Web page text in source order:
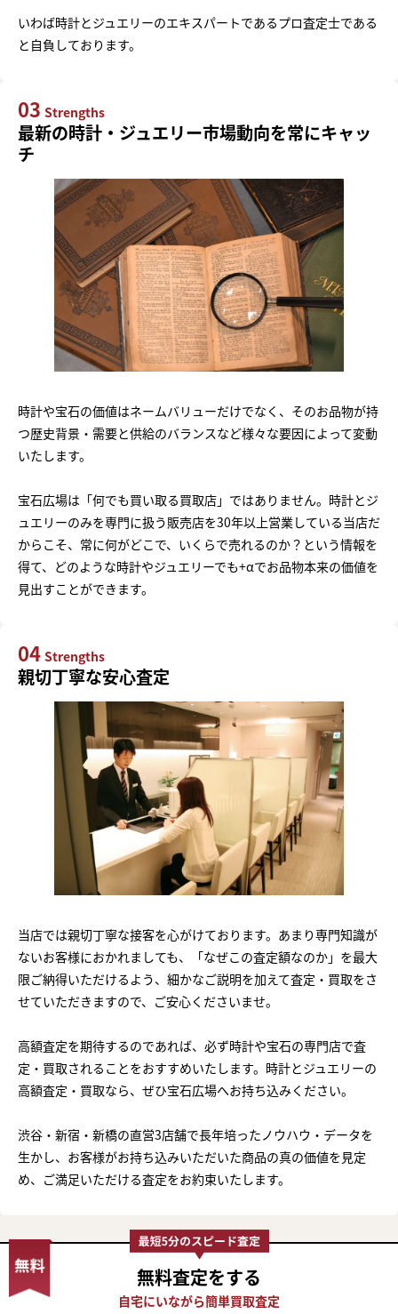
いわば時計とジュエリーのエキスパートであるプロ査定士である
と自負しております。
03 Strengths
最新の時計・ジュエリー市場動向を常にキャッ
チ
時計や宝石の価値はネームバリューだけでなく、そのお品物が持
つ歴史背景・需要と供給のバランスなど様々な要因によって変動
いたします。
宝石広場は「何でも買い取る買取店」ではありません。時計とジ
ュエリーのみを専門に扱う販売店を30年以上営業している当店だ
からこそ、常に何がどこで、いくらで売れるのか？という情報を
得て、どのような時計やジュエリーでも+αでお品物本来の価値を
見出すことができます。
04 Strengths
親切丁寧な安心査定
当店では親切丁寧な接客を心がけております。あまり専門知識が
ないお客様におかれましても、「なぜこの査定額なのか」を最大
限ご納得いただけるよう、細かなご説明を加えて査定・買取をさ
せていただきますので、ご安心くださいませ。
高額査定を期待するのであれば、必ず時計や宝石の専門店で査
定・買取されることをおすすめいたします。時計とジュエリーの
高額査定・買取なら、ぜひ宝石広場へお持ち込みください。
渋谷・新宿・新橋の直営3店舗で長年培ったノウハウ・データを
生かし、お客様がお持ち込みいただいた商品の真の価値を見定
め、ご満足いただける査定をお約束いたします。
無料査定をする